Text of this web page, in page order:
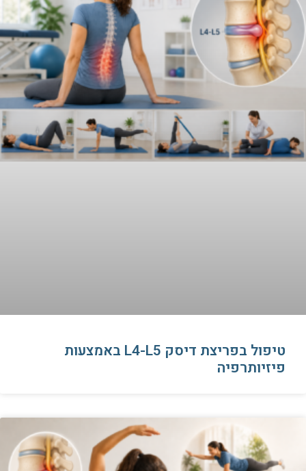
טיפול בפריצת דיסק L4-L5 באמצעות
פיזיותרפיה